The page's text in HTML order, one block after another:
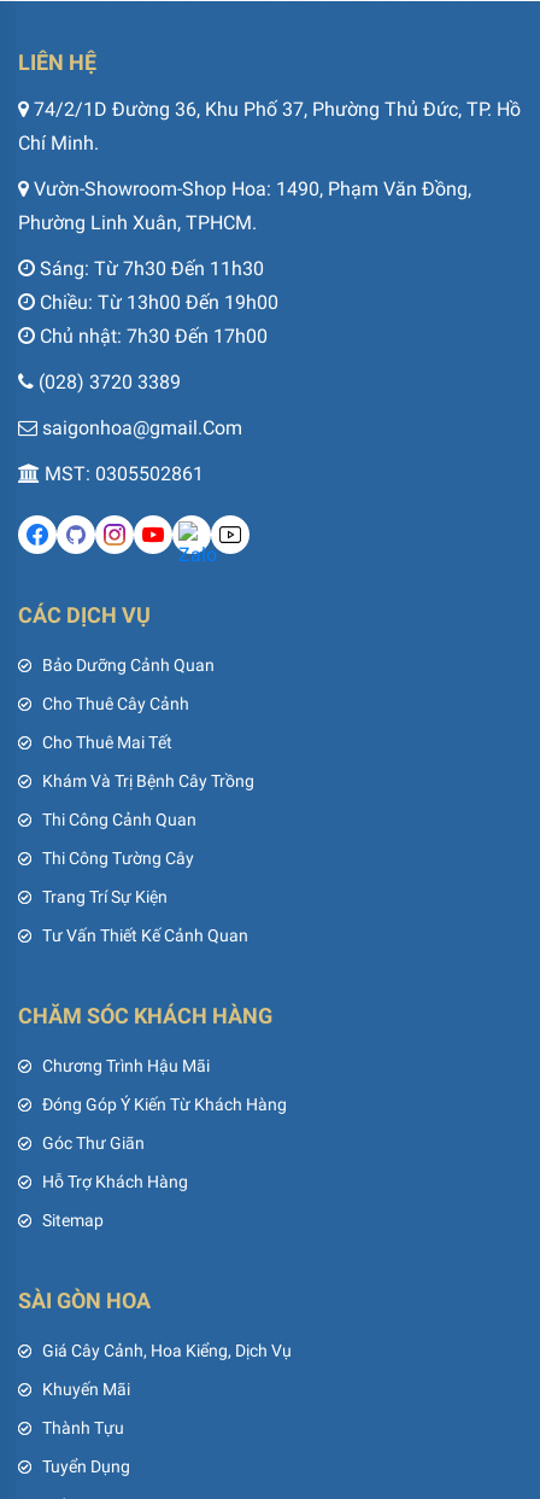
LIÊN HỆ
74/2/1D Đường 36, Khu Phố 37, Phường Thủ Đức, TP. Hồ
Chí Minh.
Vườn-Showroom-Shop Hoa: 1490, Phạm Văn Đồng,
Phường Linh Xuân, TPHCM.
Sáng: Từ 7h30 Đến 11h30
Chiều: Từ 13h00 Đến 19h00
Chủ nhật: 7h30 Đến 17h00
(028) 3720 3389
saigonhoa@gmail.Com
MST: 0305502861
CÁC DỊCH VỤ
Bảo Dưỡng Cảnh Quan
Cho Thuê Cây Cảnh
Cho Thuê Mai Tết
Khám Và Trị Bệnh Cây Trồng
Thi Công Cảnh Quan
Thi Công Tường Cây
Trang Trí Sự Kiện
Tư Vấn Thiết Kế Cảnh Quan
CHĂM SÓC KHÁCH HÀNG
Chương Trình Hậu Mãi
Đóng Góp Ý Kiến Từ Khách Hàng
Góc Thư Giãn
Hỗ Trợ Khách Hàng
Sitemap
SÀI GÒN HOA
Giá Cây Cảnh, Hoa Kiểng, Dịch Vụ
Khuyến Mãi
Thành Tựu
Tuyển Dụng